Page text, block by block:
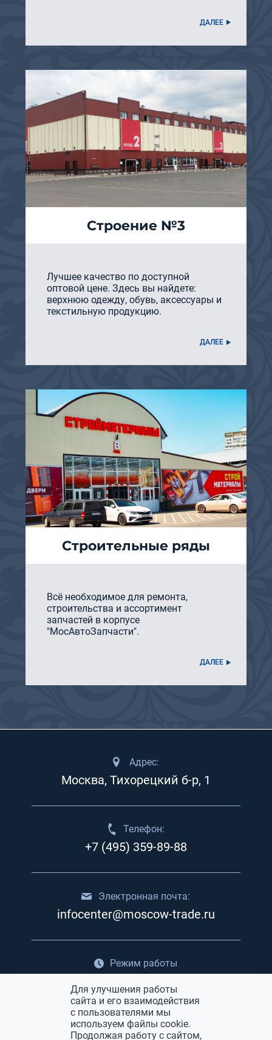
ДАЛЕЕ
Строение №3
Лучшее качество по доступной
оптовой цене. Здесь вы найдете:
верхнюю одежду, обувь, аксессуары и
текстильную продукцию.
ДАЛЕЕ
Строительные ряды
Всё необходимое для ремонта,
строительства и ассортимент
запчастей в корпусе
"МосАвтоЗапчасти".
ДАЛЕЕ
Адрес:
Москва, Тихорецкий б-р, 1
Телефон:
+7 (495) 359-89-88
Электронная почта:
infocenter@moscow-trade.ru
Режим работы
Реклама в ТЯК Москва
Для улучшения работы
сайта и его взаимодействия
с пользователями мы
используем файлы cookie.
Продолжая работу с сайтом,